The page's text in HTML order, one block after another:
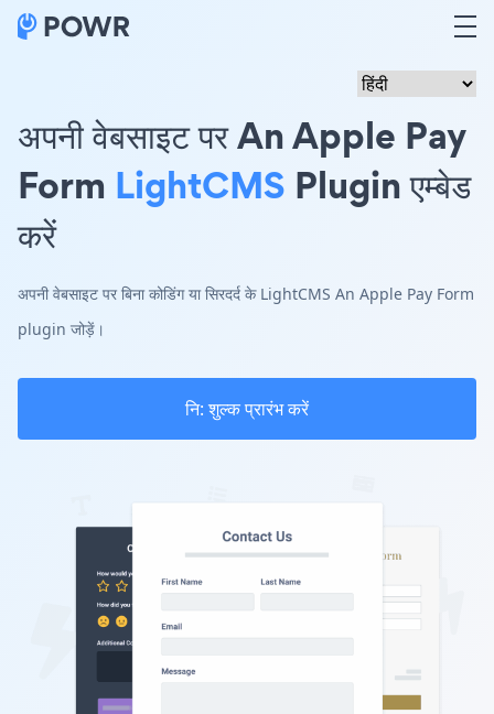
अपनी वेबसाइट पर An Apple Pay
Form LightCMS Plugin एम्बेड
करें
अपनी वेबसाइट पर बिना कोडिंग या सिरदर्द के LightCMS An Apple Pay Form
plugin जोड़ें।
नि: शुल्क प्रारंभ करें